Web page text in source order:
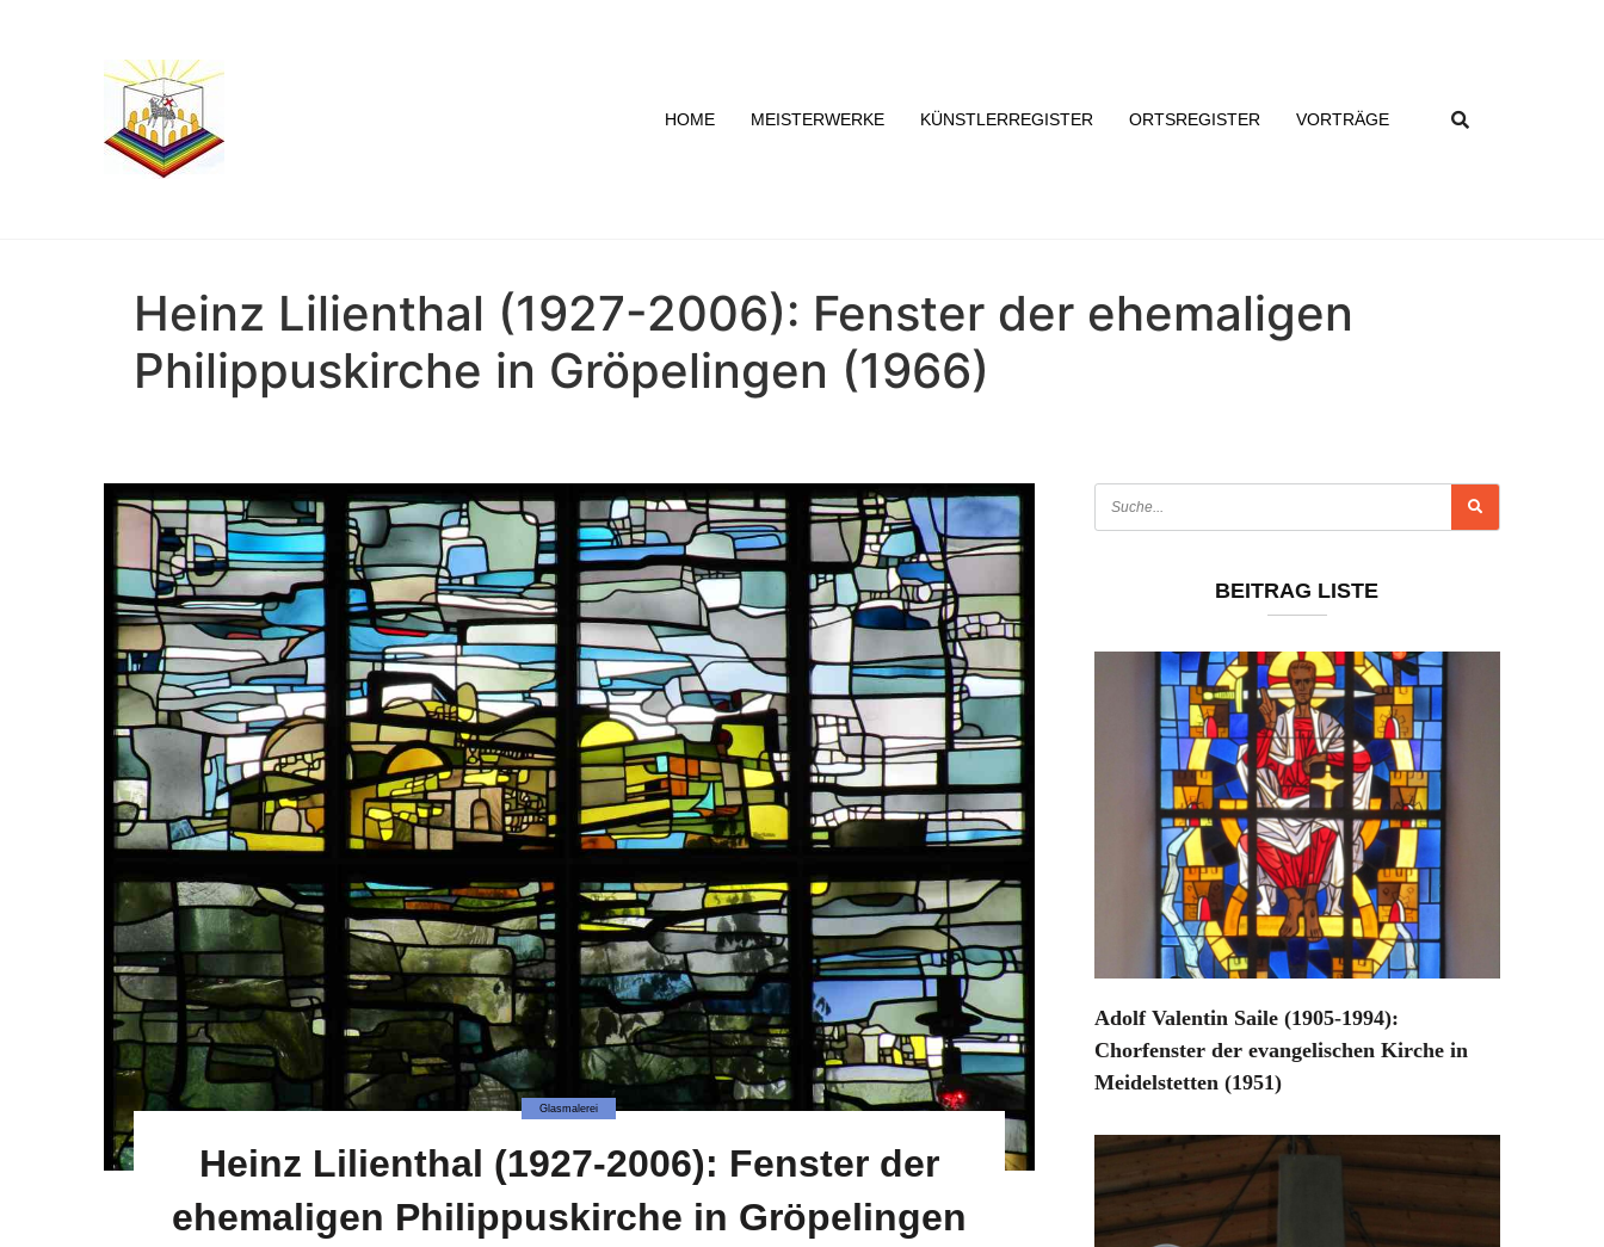
HOME MEISTERWERKE KÜNSTLERREGISTER ORTSREGISTER VORTRÄGE
Heinz Lilienthal (1927-2006): Fenster der ehemaligen
Philippuskirche in Gröpelingen (1966)
Glasmalerei
Heinz Lilienthal (1927-2006): Fenster der
ehemaligen Philippuskirche in Gröpelingen
BEITRAG LISTE
Adolf Valentin Saile (1905-1994):
Chorfenster der evangelischen Kirche in
Meidelstetten (1951)